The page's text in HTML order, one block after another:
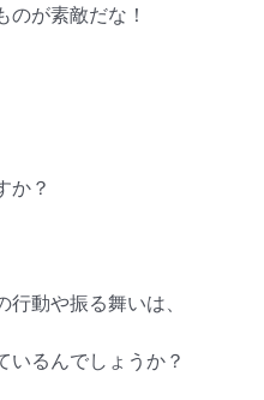
が素敵だな！
か？
動や振る舞いは、
いるんでしょうか？